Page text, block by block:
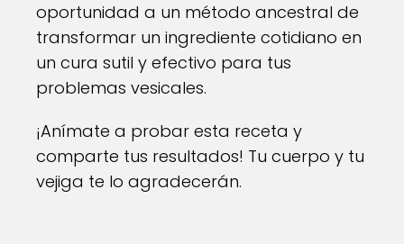
oportunidad a un método ancestral de
transformar un ingrediente cotidiano en
un cura sutil y efectivo para tus
problemas vesicales.
¡Anímate a probar esta receta y
comparte tus resultados! Tu cuerpo y tu
vejiga te lo agradecerán.